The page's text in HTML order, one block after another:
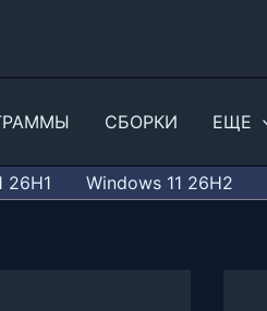
СБОРКИ ЕЩЕ
26H1 Windows 11 26H2